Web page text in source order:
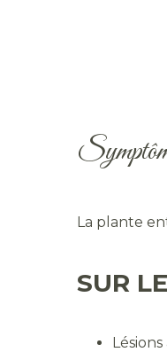
La plante
SUR